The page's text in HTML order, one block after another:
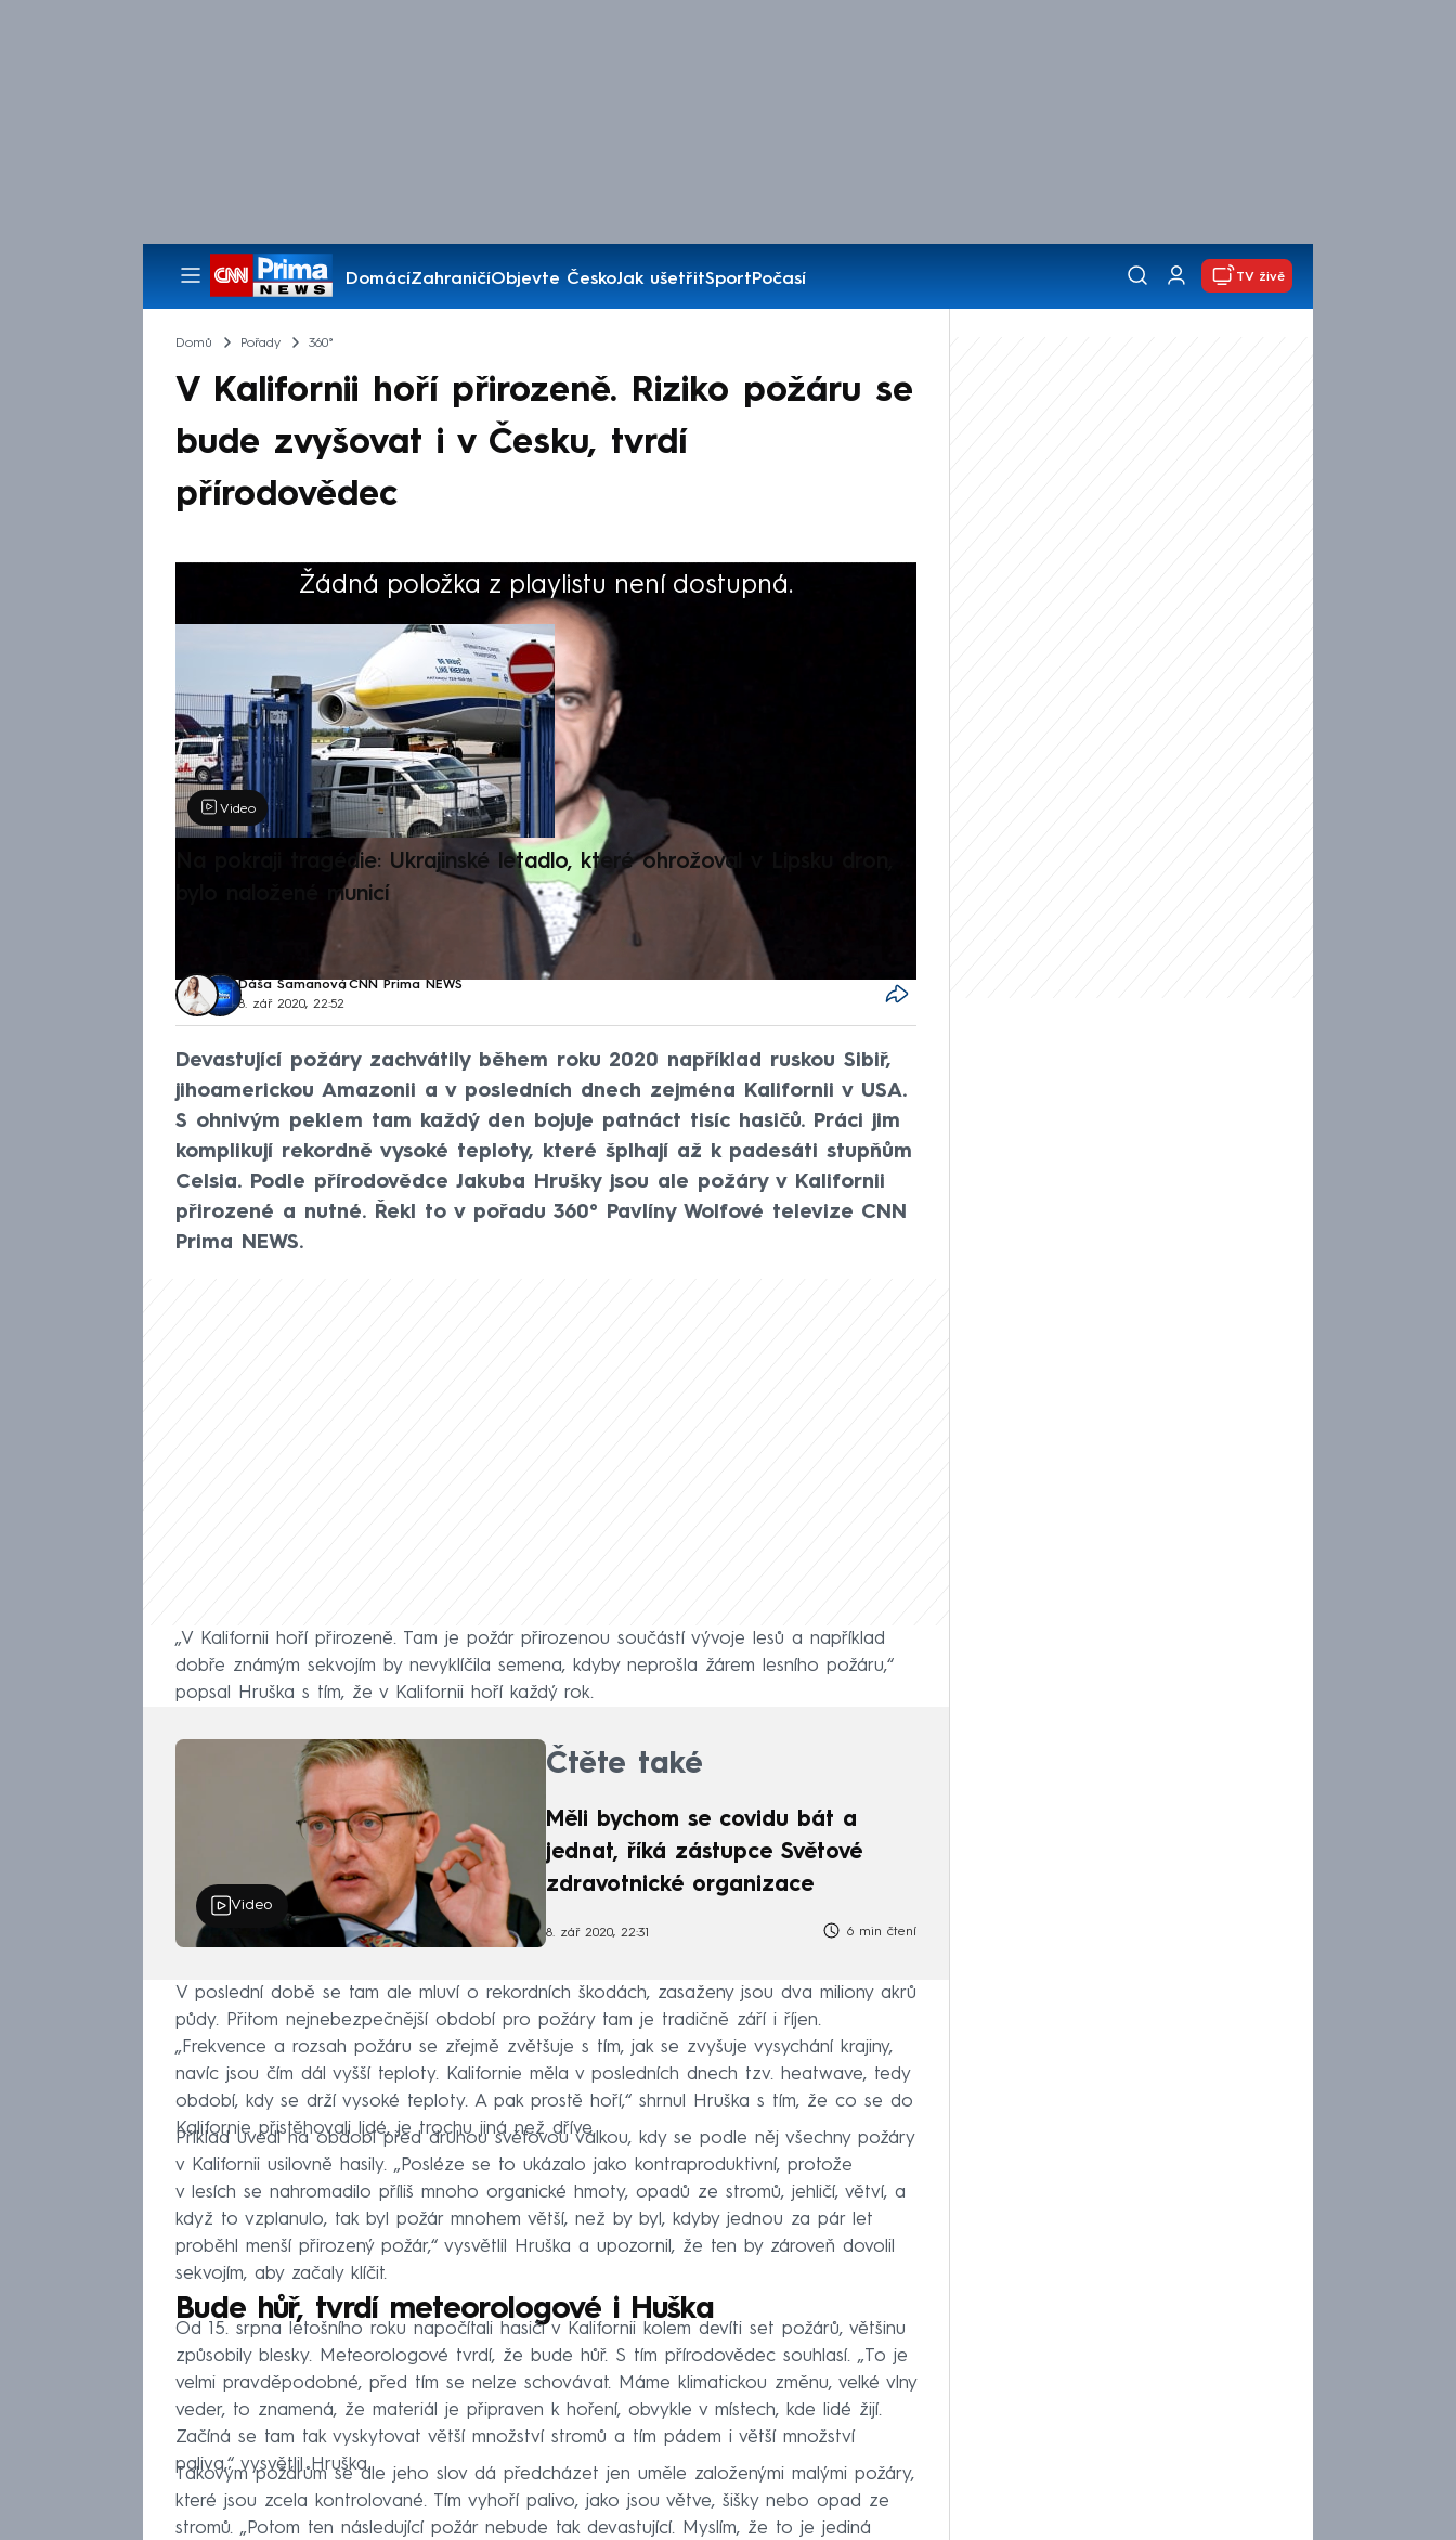
DomácíZahraničíObjevte ČeskoJak ušetřitSportPočasí
Pořady
TV živě
Domů Pořady 360°
V Kalifornii hoří přirozeně. Riziko požáru se
bude zvyšovat i v Česku, tvrdí
přírodovědec
Žádná položka z playlistu není dostupná.
Výběr redakce
Video
Na pokraji tragédie: Ukrajinské letadlo, které ohrožoval v Lipsku dron,
bylo naložené municí
Dáša Šamanová, CNN Prima NEWS
8. zář 2020, 22:52
Devastující požáry zachvátily během roku 2020 například ruskou Sibiř,
jihoamerickou Amazonii a v posledních dnech zejména Kalifornii v USA.
S ohnivým peklem tam každý den bojuje patnáct tisíc hasičů. Práci jim
komplikují rekordně vysoké teploty, které šplhají až k padesáti stupňům
Celsia. Podle přírodovědce Jakuba Hrušky jsou ale požáry v Kalifornii
přirozené a nutné. Řekl to v pořadu 360° Pavlíny Wolfové televize CNN
Prima NEWS.
„V Kalifornii hoří přirozeně. Tam je požár přirozenou součástí vývoje lesů a například
dobře známým sekvojím by nevyklíčila semena, kdyby neprošla žárem lesního požáru,“
popsal Hruška s tím, že v Kalifornii hoří každý rok.
Video
Čtěte také
Měli bychom se covidu bát a
jednat, říká zástupce Světové
zdravotnické organizace
8. zář 2020, 22:31 6 min čtení
V poslední době se tam ale mluví o rekordních škodách, zasaženy jsou dva miliony akrů
půdy. Přitom nejnebezpečnější období pro požáry tam je tradičně září i říjen.
„Frekvence a rozsah požáru se zřejmě zvětšuje s tím, jak se zvyšuje vysychání krajiny,
navíc jsou čím dál vyšší teploty. Kalifornie měla v posledních dnech tzv. heatwave, tedy
období, kdy se drží vysoké teploty. A pak prostě hoří,“ shrnul Hruška s tím, že co se do
Kalifornie přistěhovali lidé, je trochu jiná než dříve.
Příklad uvedl na období před druhou světovou válkou, kdy se podle něj všechny požáry
v Kalifornii usilovně hasily. „Posléze se to ukázalo jako kontraproduktivní, protože
v lesích se nahromadilo příliš mnoho organické hmoty, opadů ze stromů, jehličí, větví, a
když to vzplanulo, tak byl požár mnohem větší, než by byl, kdyby jednou za pár let
proběhl menší přirozený požár,“ vysvětlil Hruška a upozornil, že ten by zároveň dovolil
sekvojím, aby začaly klíčit.
Bude hůř, tvrdí meteorologové i Huška
Od 15. srpna letošního roku napočítali hasiči v Kalifornii kolem devíti set požárů, většinu
způsobily blesky. Meteorologové tvrdí, že bude hůř. S tím přírodovědec souhlasí. „To je
velmi pravděpodobné, před tím se nelze schovávat. Máme klimatickou změnu, velké vlny
veder, to znamená, že materiál je připraven k hoření, obvykle v místech, kde lidé žijí.
Začíná se tam tak vyskytovat větší množství stromů a tím pádem i větší množství
paliva,“ vysvětlil Hruška.
Takovým požárům se dle jeho slov dá předcházet jen uměle založenými malými požáry,
které jsou zcela kontrolované. Tím vyhoří palivo, jako jsou větve, šišky nebo opad ze
stromů. „Potom ten následující požár nebude tak devastující. Myslím, že to je jediná